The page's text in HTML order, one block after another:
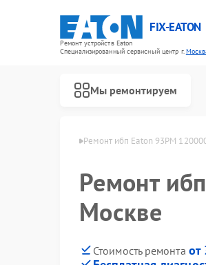
FIX-EATON
Ремонт устройств Eaton
Специализированный cервисный центр г.
Мы ремонтируем
ибп Eaton в Москве Ремонт ибп Eaton 93PM
Ремонт
Москве
Стоимость ремонта от